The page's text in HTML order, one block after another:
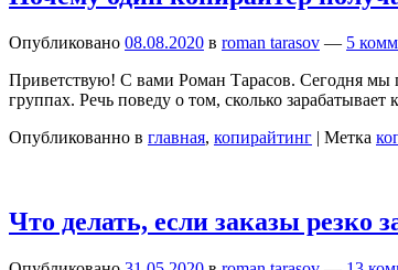
Опубликовано 08.08.2020 в roman tarasov — 5
Приветствую! С вами Роман Тарасов. Сегодня мы
группах. Речь поведу о том, сколько зарабатывает
Опубликованно в главная, копирайтинг | Метка
Что делать, если заказы резко